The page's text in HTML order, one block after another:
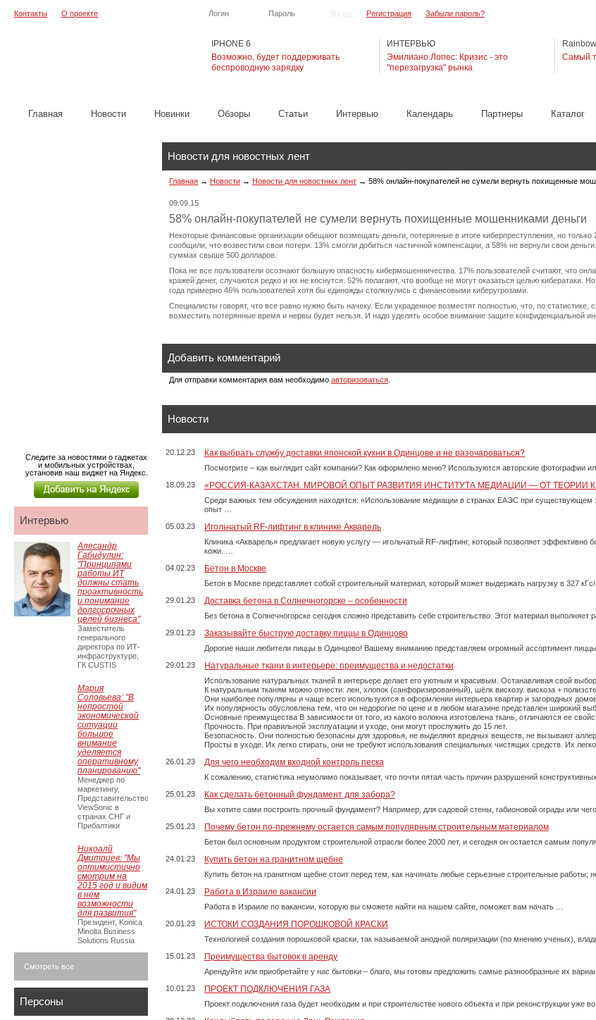
IPHONE 6
Возможно, будет поддерживать
беспроводную зарядку
ИНТЕРВЬЮ
Эмилиано Лопес: Кризис - это
"перезагрузка" рынка
Самый
Логин Пароль
Контакты О проекте
Главная Новости Новинки Обзоры Cтатьи Интервью Календарь Партнеры Каталог
Регистрация Забыли пароль?
Новости для новостных лент
Главная → Новости → Новости для новостных лент → 58% онлайн-покупателей не сумели вернуть похищенные
09.09.15
58% онлайн-покупателей не сумели вернуть похищенные мошенниками деньги
Некоторые финансовые организации обещают возмещать деньги, потерянные в итоге киберпреступления, но только
сообщили, что возвестили свои потери. 13% смогли добиться частичной компенсации, а 58% не вернули свои
суммах свыше 500 долларов.
Пока не все пользователи осознают большую опасность кибермошенничества. 17% пользователей считают, что
кражей денег, случаются редко и их не коснутся. 52% полагают, что вообще не могут оказаться целью кибератаки.
года примерно 46% пользователей хотя бы единожды столкнулись с финансовыми киберугрозами.
Специалисты говорят, что все равно нужно быть начеку. Если украденное возместят полностью, что, по статистике,
возместить потерянные время и нервы будет нельзя. И надо уделять особое внимание защите конфиденциальной
Добавить комментарий
Для отправки комментария вам необходимо авторизоваться
Новости
20.12.23 Как выбрать службу доставки японской кухни в Одинцове и не разочароваться?
Посмотрите – как выглядит сайт компании? Как оформлено меню? Используются авторские фотографии
18.09.23
«РОССИЯ-КАЗАХСТАН. МИРОВОЙ ОПЫТ РАЗВИТИЯ ИНСТИТУТА МЕДИАЦИИ — ОТ ТЕОРИИ К
Среди важных тем обсуждения находятся: «Использование медиации в странах ЕАЭС при существующем
опыт …
05.03.23
Игольчатый RF-лифтинг в клинике Акварель
Клиника «Акварель» предлагает новую услугу — игольчатый RF-лифтинг, который позволяет эффективно
кожи. …
04.02.23
Бетон в Москве
Бетон в Москве представляет собой строительный материал, который может выдержать нагрузку в 327
29.01.23
Доставка бетона в Солнечногорске – особенности
Без бетона в Солнечногорске сегодня сложно представить себе строительство. Этот материал выполняет
29.01.23
Заказывайте быструю доставку пиццы в Одинцово
Дорогие наши любители пиццы в Одинцово! Вашему вниманию представляем огромный ассортимент
29.01.23
Натуральные ткани в интерьере: преимущества и недостатки
Использование натуральных тканей в интерьере делает его уютным и красивым. Останавливая свой
К натуральным тканям можно отнести: лен, хлопок (санфоризированный), шёлк вискозу. вискоза +
Они наиболее популярны и чаще всего используются в оформлении интерьера квартир и загородных
Их популярность обусловлена тем, что он недорогие по цене и в любом магазине представлен широкий
Основные преимущества В зависимости от того, из какого волокна изготовлена ткань, отличаются ее
Прочность. При правильной эксплуатации и уходе, они могут прослужить до 15 лет.
Безопасность. Они полностью безопасны для здоровья, не выделяют вредных веществ, не вызывают
Просты в уходе. Их легко стирать, они не требуют использования специальных чистящих средств. Их
26.01.23
Для чего необходим входной контроль песка
К сожалению, статистика неумолимо показывает, что почти пятая часть причин разрушений
25.01.23
Как сделать бетонный фундамент для забора?
Вы хотите сами построить прочный фундамент? Например, для садовой стены, габионовой ограды или
25.01.23
Почему бетон по-прежнему остается самым популярным строительным материалом
Бетон был основным продуктом строительной отрасли более 2000 лет, и сегодня он остается самым
24.01.23
Купить бетон на гранитном щебне
Купить бетон на гранитном щебне стоит перед тем, как начинать любые серьезные строительные работы;
24.01.23
Работа в Израиле вакансии
Работа в Израиле по вакансии, которую вы сможете найти на нашем сайте, поможет вам начать …
20.01.23
ИСТОКИ СОЗДАНИЯ ПОРОШКОВОЙ КРАСКИ
Технологией создания порошковой краски, так называемой анодной поляризации (по мнению ученых),
15.01.23
Преимущества бытовок в аренду
Арендуйте или приобретайте у нас бытовки – благо, мы готовы предложить самые разнообразные их
10.01.23
ПРОЕКТ ПОДКЛЮЧЕНИЯ ГАЗА
Проект подключения газа будет необходим и при строительстве нового объекта и при реконструкции уже
Следите за новостями о гаджетах
и мобильных устройствах,
установив наш виджет на Яндекс.
Интервью
Алесандр
Габидулин:
"Принципами
работы ИТ
должны стать
проактивность
и понимание
долгосрочных
целей бизнеса"
Заместитель
генерального
директора по ИТ-
инфраструктуре,
ГК CUSTIS
Мария
Соловьева: "В
непростой
экономической
ситуации
большое
внимание
уделяется
оперативному
планированию"
Менеджер по
маркетингу,
Представительство
ViewSonic в
странах СНГ и
Прибалтики
Никоалй
Дмитриев: "Мы
оптимистично
смотрим на
2015 год и видим
в нем
возможности
для развития"
Президент, Konica
Minolta Business
Solutions Russia
Смотреть все
Персоны